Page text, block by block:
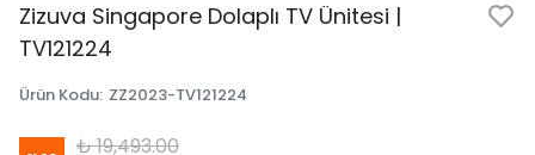
Zizuva Singapore Dolaplı TV Ünitesi |
TV121224
Ürün Kodu: ZZ2023-TV121224
₺ 19,493.00